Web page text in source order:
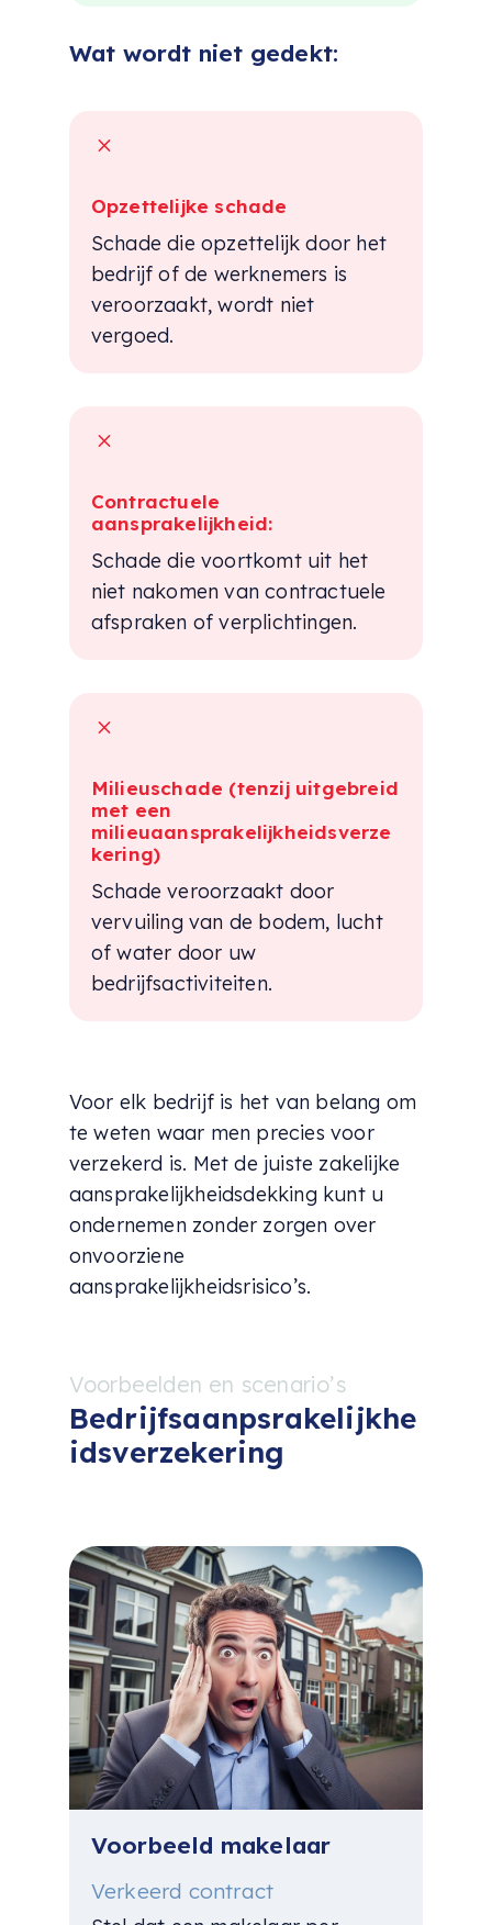
Wat wordt niet gedekt:
M
Opzettelijke schade
Schade die opzettelijk door het
bedrijf of de werknemers is
veroorzaakt, wordt niet
vergoed.
M
Contractuele
aansprakelijkheid:
Schade die voortkomt uit het
niet nakomen van contractuele
afspraken of verplichtingen.
M
Milieuschade (tenzij uitgebreid
met een
milieuaansprakelijkheidsverze
kering)
Schade veroorzaakt door
vervuiling van de bodem, lucht
of water door uw
bedrijfsactiviteiten.
Voor elk bedrijf is het van belang om
te weten waar men precies voor
verzekerd is. Met de juiste zakelijke
aansprakelijkheidsdekking kunt u
ondernemen zonder zorgen over
onvoorziene
aansprakelijkheidsrisico’s.
Voorbeelden en scenario’s
Bedrijfsaanpsrakelijkhe
idsverzekering
Voorbeeld makelaar
Verkeerd contract